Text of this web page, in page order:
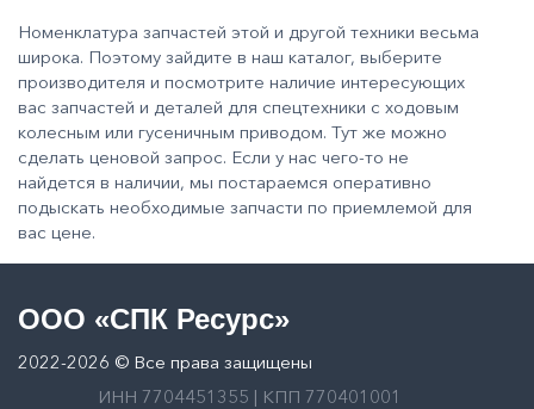
Номенклатура запчастей этой и другой техники весьма
широка. Поэтому зайдите в наш каталог, выберите
производителя и посмотрите наличие интересующих
вас запчастей и деталей для спецтехники с ходовым
колесным или гусеничным приводом. Тут же можно
сделать ценовой запрос. Если у нас чего-то не
найдется в наличии, мы постараемся оперативно
подыскать необходимые запчасти по приемлемой для
вас цене.
OOO «СПК Ресурс»
2022-2026 © Все права защищены
ИНН 7704451355 | КПП 770401001